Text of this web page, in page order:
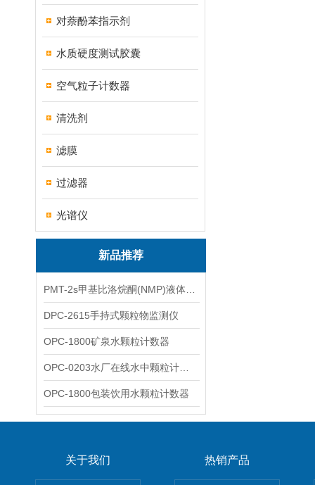
对萘酚苯指示剂
水质硬度测试胶囊
空气粒子计数器
清洗剂
滤膜
过滤器
光谱仪
新品推荐
DPC-2615手持式颗粒物监测仪
OPC-1800矿泉水颗粒计数器
OPC-1800包装饮用水颗粒计数器
关于我们 热销产品